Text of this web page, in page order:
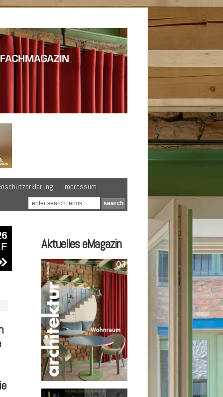
Impressum
Aktuelles eMagazin